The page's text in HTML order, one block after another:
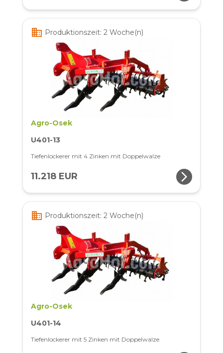
business Produktionszeit: 2 Woche(n)
Agro-Osek
U401-13
Tiefenlockerer mit 4 Zinken mit Doppelwalze
11.218 EUR arrow_forward_ios
business Produktionszeit: 2 Woche(n)
Agro-Osek
U401-14
Tiefenlockerer mit 5 Zinken mit Doppelwalze